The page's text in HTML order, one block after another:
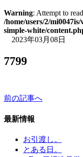
Warning: Attempt to
/home/users/2/
simple-white/
2023年03月08日
7799
前の記事へ
最新情報
お引渡し。
とある日。